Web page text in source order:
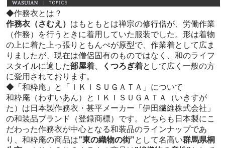
◆作務衣とは？
作務衣（さむえ） はもともとは禅宗の修行僧が、労働作業
（作務）を行うときに着用していた服装でした。形は着物
の上に着た上っ張りともんぺが原型で、作業着として広ま
りましたが、現在は僧侶固有のものではなく、和のライフ
スタイルに適した部屋着、 くつろぎ着として広く一般の方
に愛用されております。
◆「和粋庵」と「ＩＫＩＳＵＧＡＴＡ」について
和粋庵（わすいあん）とＩＫＩＳＵＧＡＴＡ（いきすが
た）は日本製作務衣・甚平メーカー「伊田繊維株式会社」
の和装品ブランド（登録商標）です。どちらも日本製にこ
だわった作務衣が中心となる和装品のラインナップであ
り、和粋庵の商品は”東の織物の街”として名高い群馬県桐